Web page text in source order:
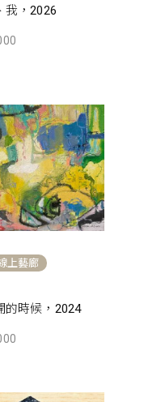
我，2026
上藝廊
的時候，2024